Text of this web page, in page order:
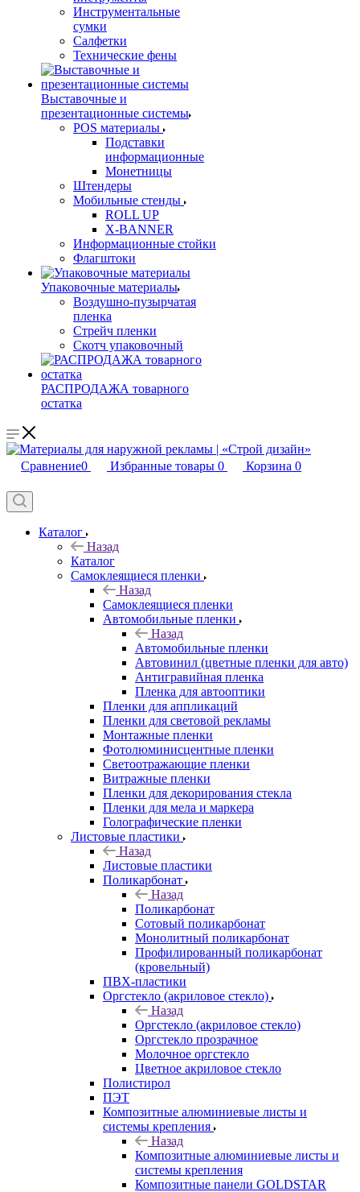
Инструментальные
сумки
Салфетки
Технические фены
Выставочные и
презентационные системы
POS материалы
Подставки
информационные
Монетницы
Штендеры
Мобильные стенды
ROLL UP
X-BANNER
Информационные стойки
Флагштоки
Упаковочные материалы
Воздушно-пузырчатая
пленка
Стрейч пленки
Скотч упаковочный
РАСПРОДАЖА товарного
остатка
Сравнение0 Избранные товары 0 Корзина 0
Каталог
Назад
Каталог
Самоклеящиеся пленки
Назад
Самоклеящиеся пленки
Автомобильные пленки
Назад
Автомобильные пленки
Автовинил (цветные пленки для авто)
Антигравийная пленка
Пленка для автооптики
Пленки для аппликаций
Пленки для световой рекламы
Монтажные пленки
Фотолюминисцентные пленки
Светоотражающие пленки
Витражные пленки
Пленки для декорирования стекла
Пленки для мела и маркера
Голографические пленки
Листовые пластики
Назад
Листовые пластики
Поликарбонат
Назад
Поликарбонат
Сотовый поликарбонат
Монолитный поликарбонат
Профилированный поликарбонат
(кровельный)
ПВХ-пластики
Оргстекло (акриловое стекло)
Назад
Оргстекло (акриловое стекло)
Оргстекло прозрачное
Молочное оргстекло
Цветное акриловое стекло
Полистирол
ПЭТ
Композитные алюминиевые листы и
системы крепления
Назад
Композитные алюминиевые листы и
системы крепления
Композитные панели GOLDSTAR